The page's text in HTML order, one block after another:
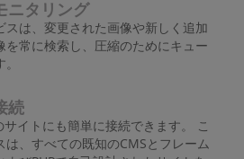
ニタリング
スは、変更された画像や新しく追加
を常に検索し、圧縮のためにキュー
続
サイトにも簡単に接続できます。 こ
は、すべての既知のCMSとフレーム